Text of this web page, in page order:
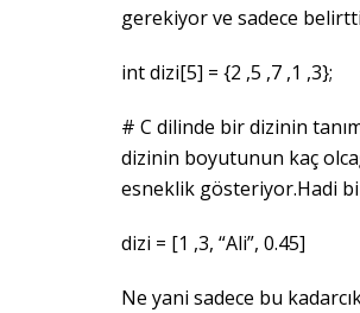
gerekiyor ve sadece
int dizi[5] = {2 ,5 ,7 ,1 ,3};
# C dilinde bir dizinin
dizinin boyutunun kaç
esneklik gösteriyor.Hadi
dizi = [1 ,3, “Ali”, 0.45]
Ne yani sadece bu